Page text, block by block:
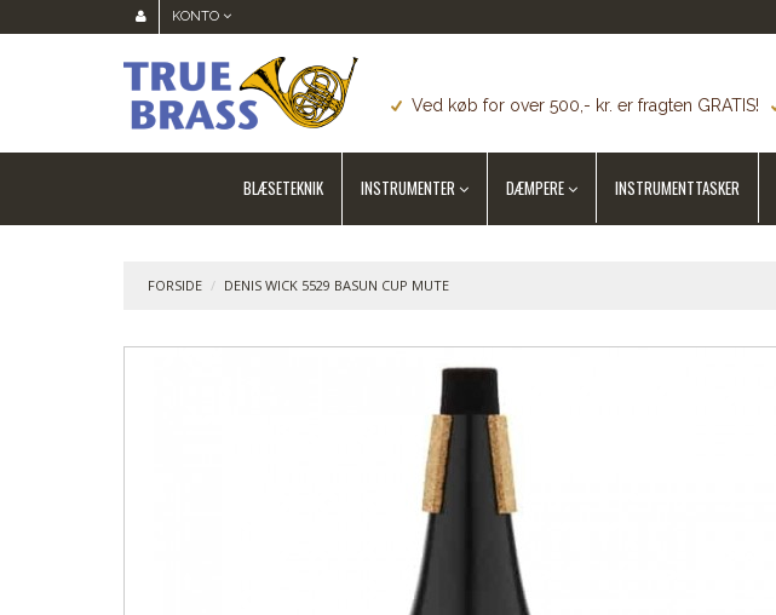
KONTO
Ved køb for over 500,- kr. er fragten GRATIS!
BLÆSETEKNIK INSTRUMENTER DÆMPERE INSTRUMENTTASKER
FORSIDE / DENIS WICK 5529 BASUN CUP MUTE